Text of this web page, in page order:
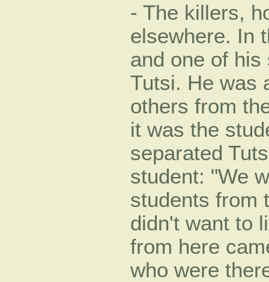
- The killers,
elsewhere. In
and one of
Tutsi. He was
others from
it was the
separated
student: "We
students from
didn't want to
from here
who were